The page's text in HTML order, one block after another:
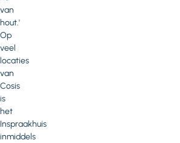
van
hout.'
Op
veel
locaties
van
Cosis
is
het
Inspraakhuis
inmiddels